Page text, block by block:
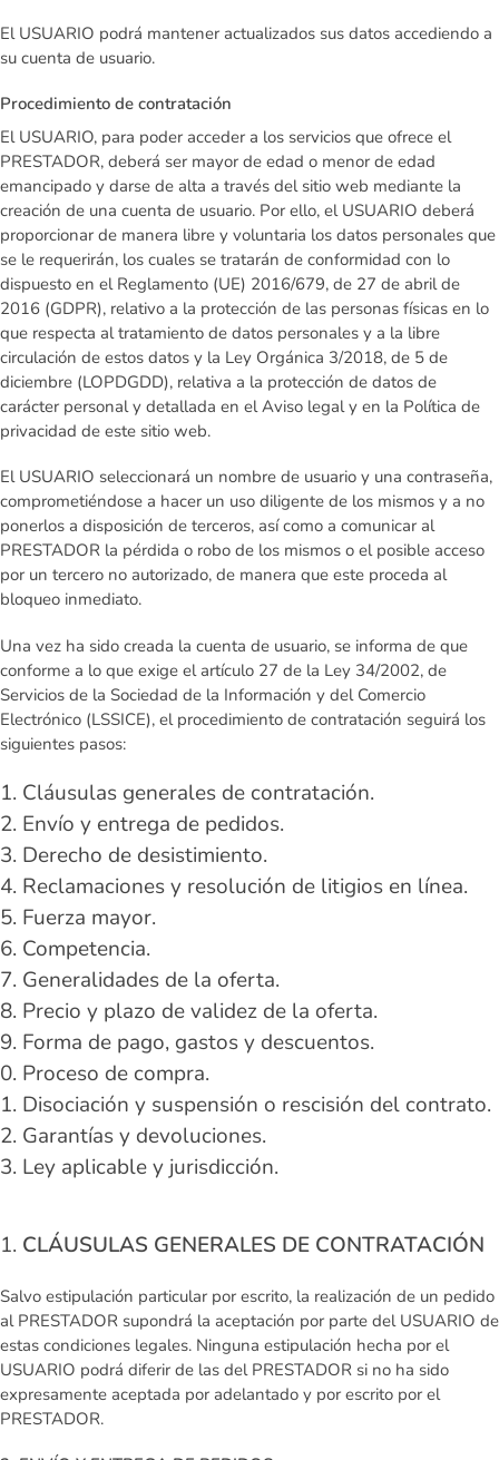
El USUARIO podrá mantener actualizados sus datos accediendo a
su cuenta de usuario.
Procedimiento de contratación
El USUARIO, para poder acceder a los servicios que ofrece el
PRESTADOR, deberá ser mayor de edad o menor de edad
emancipado y darse de alta a través del sitio web mediante la
creación de una cuenta de usuario. Por ello, el USUARIO deberá
proporcionar de manera libre y voluntaria los datos personales que
se le requerirán, los cuales se tratarán de conformidad con lo
dispuesto en el Reglamento (UE) 2016/679, de 27 de abril de
2016 (GDPR), relativo a la protección de las personas físicas en lo
que respecta al tratamiento de datos personales y a la libre
circulación de estos datos y la Ley Orgánica 3/2018, de 5 de
diciembre (LOPDGDD), relativa a la protección de datos de
carácter personal y detallada en el Aviso legal y en la Política de
privacidad de este sitio web.
El USUARIO seleccionará un nombre de usuario y una contraseña,
comprometiéndose a hacer un uso diligente de los mismos y a no
ponerlos a disposición de terceros, así como a comunicar al
PRESTADOR la pérdida o robo de los mismos o el posible acceso
por un tercero no autorizado, de manera que este proceda al
bloqueo inmediato.
Una vez ha sido creada la cuenta de usuario, se informa de que
conforme a lo que exige el artículo 27 de la Ley 34/2002, de
Servicios de la Sociedad de la Información y del Comercio
Electrónico (LSSICE), el procedimiento de contratación seguirá los
siguientes pasos:
Cláusulas generales de contratación.
Envío y entrega de pedidos.
Derecho de desistimiento.
Reclamaciones y resolución de litigios en línea.
Fuerza mayor.
Competencia.
Generalidades de la oferta.
Precio y plazo de validez de la oferta.
Forma de pago, gastos y descuentos.
Proceso de compra.
Disociación y suspensión o rescisión del contrato.
Garantías y devoluciones.
Ley aplicable y jurisdicción.
CLÁUSULAS GENERALES DE CONTRATACIÓN
Salvo estipulación particular por escrito, la realización de un pedido
al PRESTADOR supondrá la aceptación por parte del USUARIO de
estas condiciones legales. Ninguna estipulación hecha por el
USUARIO podrá diferir de las del PRESTADOR si no ha sido
expresamente aceptada por adelantado y por escrito por el
PRESTADOR.